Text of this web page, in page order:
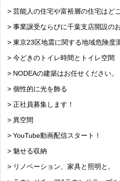
> 芸能人の住宅や富裕層の住宅はど
> 事業譲受ならびに千葉支店開設の
> 東京23区地震に関する地域危険度
> 今どきのトイレ時間とトイレ空間
> NODEAの建築はお任せください。
> 個性的に光を飾る
> 正社員募集します！
> 異空間
> YouTube動画配信スタート！
> 魅せる収納
> リノベーション、家具と照明と。